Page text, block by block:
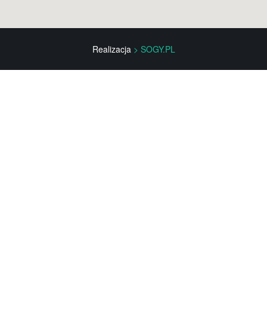
Realizacja > SOGY.PL